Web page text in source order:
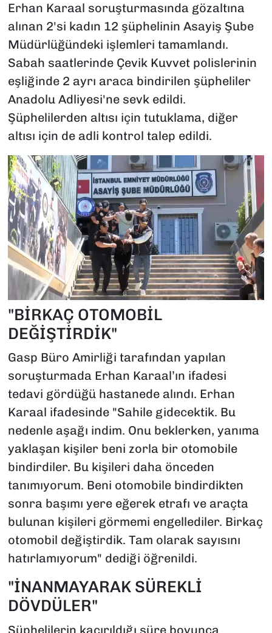
Erhan Karaal soruşturmasında gözaltına
alınan 2'si kadın 12 şüphelinin Asayiş Şube
Müdürlüğündeki işlemleri tamamlandı.
Sabah saatlerinde Çevik Kuvvet polislerinin
eşliğinde 2 ayrı araca bindirilen şüpheliler
Anadolu Adliyesi'ne sevk edildi.
Şüphelilerden altısı için tutuklama, diğer
altısı için de adli kontrol talep edildi.
"BİRKAÇ OTOMOBİL
DEĞİŞTİRDİK"
Gasp Büro Amirliği tarafından yapılan
soruşturmada Erhan Karaal’ın ifadesi
tedavi gördüğü hastanede alındı. Erhan
Karaal ifadesinde "Sahile gidecektik. Bu
nedenle aşağı indim. Onu beklerken, yanıma
yaklaşan kişiler beni zorla bir otomobile
bindirdiler. Bu kişileri daha önceden
tanımıyorum. Beni otomobile bindirdikten
sonra başımı yere eğerek etrafı ve araçta
bulunan kişileri görmemi engellediler. Birkaç
otomobil değiştirdik. Tam olarak sayısını
hatırlamıyorum" dediği öğrenildi.
"İNANMAYARAK SÜREKLİ
DÖVDÜLER"
Şüphelilerin kaçırıldığı süre boyunca